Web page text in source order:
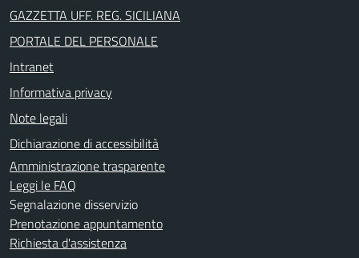
GAZZETTA UFF. REG. SICILIANA
PORTALE DEL PERSONALE
Intranet
Informativa privacy
Note legali
Dichiarazione di accessibilità
Amministrazione trasparente
Leggi le FAQ
Segnalazione disservizio
Prenotazione appuntamento
Richiesta d'assistenza